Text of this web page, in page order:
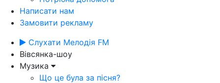
Написати нам
Замовити рекламу
Слухати Мелодія FM
Вівсянка-шоу
Музика
Що це була за пісня?